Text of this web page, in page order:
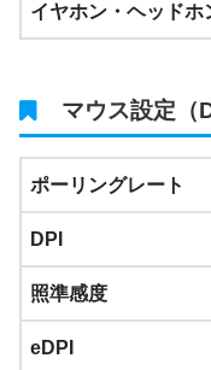
イヤホン・ヘッドホ
マウス設定（
ポーリングレート
DPI
照準感度
eDPI